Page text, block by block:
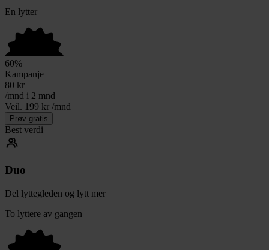
En lytter
60%
Kampanje
80 kr
/mnd i 2 mnd
Veil. 199 kr /mnd
Prøv gratis
Best verdi
Duo
Del lyttegleden og lytt mer
To lyttere av gangen